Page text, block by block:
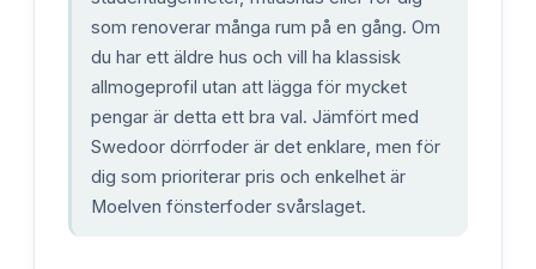
som renoverar många rum på en gång. Om
du har ett äldre hus och vill ha klassisk
allmogeprofil utan att lägga för mycket
pengar är detta ett bra val. Jämfört med
Swedoor dörrfoder är det enklare, men för
dig som prioriterar pris och enkelhet är
Moelven fönsterfoder svårslaget.